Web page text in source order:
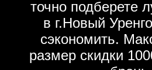
точно подберете
в г.Новый
сэкономить.
размер скидки